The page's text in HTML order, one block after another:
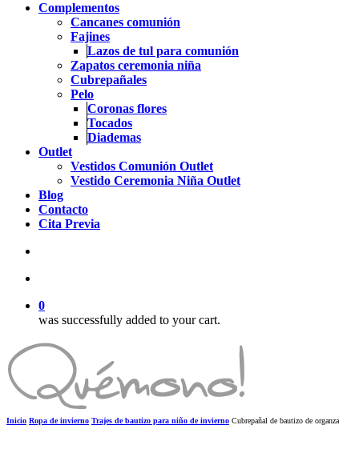
Complementos
Cancanes comunión
Fajines
Lazos de tul para comunión
Zapatos ceremonia niña
Cubrepañales
Pelo
Coronas flores
Tocados
Diademas
Outlet
Vestidos Comunión Outlet
Vestido Ceremonia Niña Outlet
Blog
Contacto
Cita Previa
0
was successfully added to your cart.
Inicio Ropa de invierno Trajes de bautizo para niño de invierno Cubrepañal de bautizo de organza